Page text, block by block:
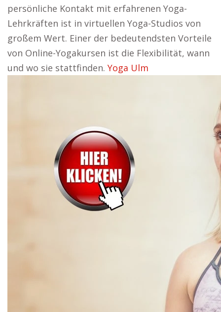
persönliche Kontakt mit erfahrenen Yoga-
Lehrkräften ist in virtuellen Yoga-Studios von
großem Wert. Einer der bedeutendsten Vorteile
von Online-Yogakursen ist die Flexibilität, wann
und wo sie stattfinden. Yoga Ulm